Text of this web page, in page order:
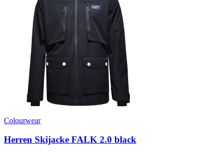
Colourwear
Herren Skijacke FALK 2.0 black